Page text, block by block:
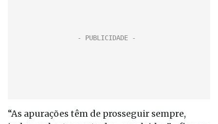
“As apurações têm de prosseguir sempre,